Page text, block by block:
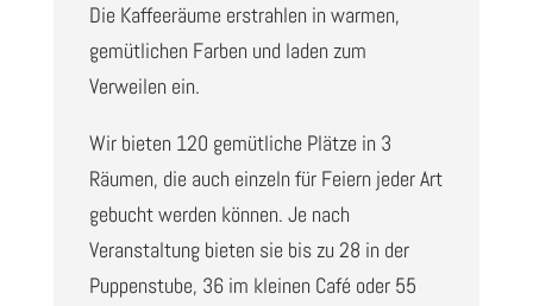
Die Kaffeeräume erstrahlen in warmen,
gemütlichen Farben und laden zum
Verweilen ein.
Wir bieten 120 gemütliche Plätze in 3
Räumen, die auch einzeln für Feiern jeder Art
gebucht werden können. Je nach
Veranstaltung bieten sie bis zu 28 in der
Puppenstube, 36 im kleinen Café oder 55